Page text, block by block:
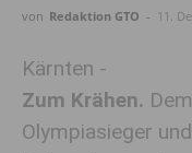
von Redaktion GTO - 11.
Kärnten -
Zum Krähen.
Olympiasieger